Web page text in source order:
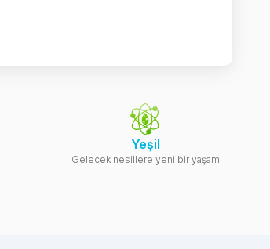
Yeşil
Gelecek nesillere yeni bir yaşam